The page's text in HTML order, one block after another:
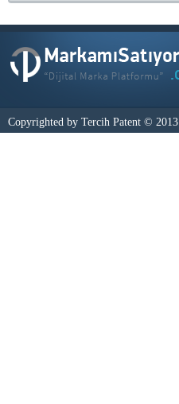
Copyrighted by Tercih Patent © 2013